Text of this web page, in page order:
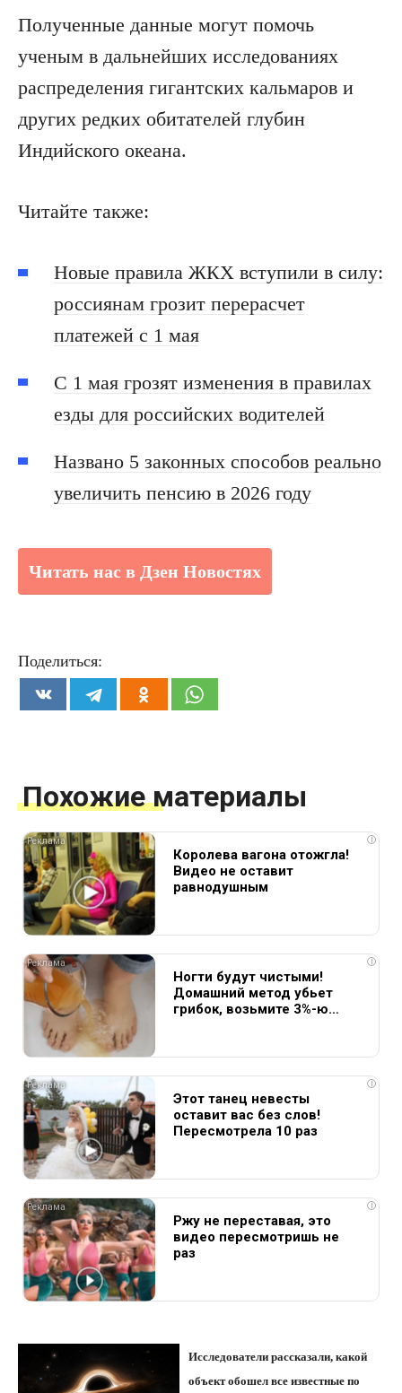
Полученные данные могут помочь
ученым в дальнейших исследованиях
распределения гигантских кальмаров и
других редких обитателей глубин
Индийского океана.
Читайте также:
Новые правила ЖКХ вступили в силу:
россиянам грозит перерасчет
платежей с 1 мая
С 1 мая грозят изменения в правилах
езды для российских водителей
Названо 5 законных способов реально
увеличить пенсию в 2026 году
Читать нас в Дзен Новостях
Поделиться:
Похожие материалы
i
Королева вагона отожгла!
Видео не оставит
равнодушным
i
Ногти будут чистыми!
Домашний метод убьет
грибок, возьмите 3%-ю…
i
Этот танец невесты
оставит вас без слов!
Пересмотрела 10 раз
i
Ржу не переставая, это
видео пересмотришь не
раз
Исследователи рассказали, какой
объект обошел все известные по